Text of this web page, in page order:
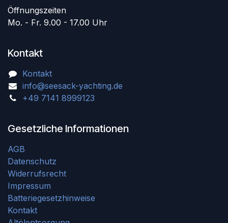
Öffnungszeiten
Mo. - Fr. 9.00 - 17.00 Uhr
Kontakt
Kontakt
info@seesack-yachting.de
+49 7141 8999123
Gesetzliche Informationen
AGB
Datenschutz
Widerrufsrecht
Impressum
Batteriegesetzhinweise
Kontakt